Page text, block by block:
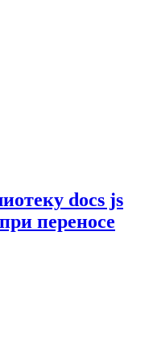
docs js
переносе